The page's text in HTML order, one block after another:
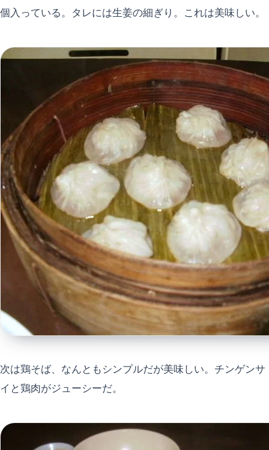
個入っている。タレには生姜の細ぎり。これは美味しい。
次は鶏そば、なんともシンプルだが美味しい。チンゲンサ
イと鶏肉がジューシーだ。